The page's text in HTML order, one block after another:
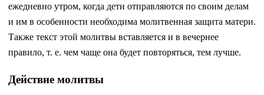
ежедневно утром, когда дети отправляются по своим делам
и им в особенности необходима молитвенная защита матери.
Также текст этой молитвы вставляется и в вечернее
правило, т. е. чем чаще она будет повторяться, тем лучше.
Действие молитвы